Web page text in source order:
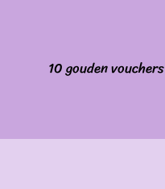
10 gouden vouchers